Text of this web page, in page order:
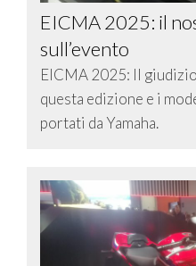
EICMA 2025: il
sull’evento
EICMA 2025: Il
questa edizione e i
portati da Yamaha.